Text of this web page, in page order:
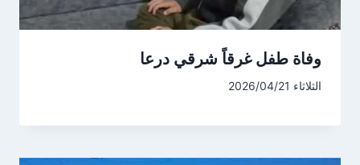
وفاة طفل غرقاً شرقي درعا
الثلاثاء 2026/04/21